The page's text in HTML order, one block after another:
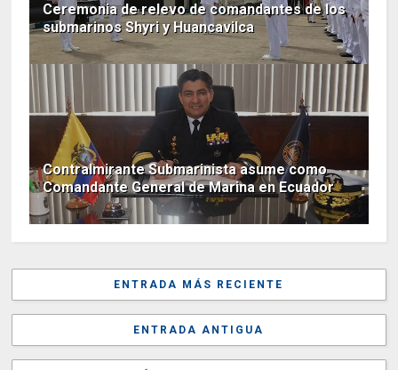
Ceremonia de relevo de comandantes de los
submarinos Shyri y Huancavilca
Contralmirante Submarinista asume como
Comandante General de Marina en Ecuador
ENTRADA MÁS RECIENTE
ENTRADA ANTIGUA